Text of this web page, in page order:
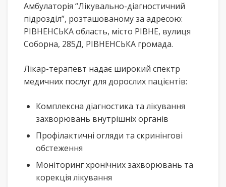
Амбулаторія “Лікувально-діагностичний
підрозділ”, розташованому за адресою:
РІВНЕНСЬКА область, місто РІВНЕ, вулиця
Соборна, 285Д, РІВНЕНСЬКА громада.
Лікар-терапевт надає широкий спектр
медичних послуг для дорослих пацієнтів:
Комплексна діагностика та лікування
захворювань внутрішніх органів
Профілактичні огляди та скринінгові
обстеження
Моніторинг хронічних захворювань та
корекція лікування